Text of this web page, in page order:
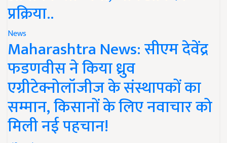
प्रक्रिया..
News
Maharashtra News: सीएम देवेंद्र
फडणवीस ने किया ध्रुव
एग्रीटेक्नोलॉजीज के संस्थापकों का
सम्मान, किसानों के लिए नवाचार को
मिली नई पहचान!